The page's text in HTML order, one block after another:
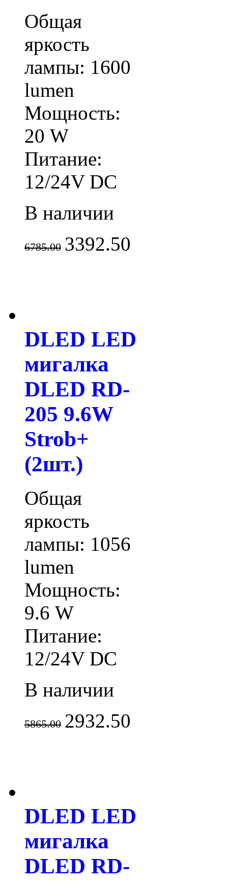
Общая
яркость
лампы: 1600
lumen
Мощность:
20 W
Питание:
12/24V DC
В наличии
6785.00 3392.50
DLED LED
мигалка
DLED RD-
205 9.6W
Strob+
(2шт.)
Общая
яркость
лампы: 1056
lumen
Мощность:
9.6 W
Питание:
12/24V DC
В наличии
5865.00 2932.50
DLED LED
мигалка
DLED RD-